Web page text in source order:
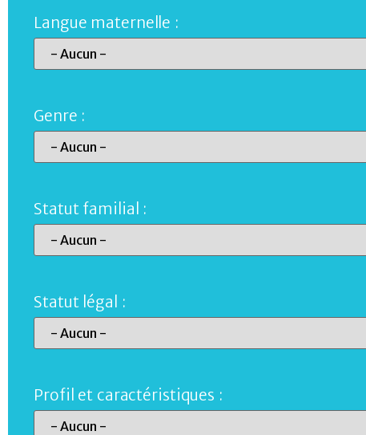
Langue maternelle :
Genre :
Statut familial :
Statut légal :
Profil et caractéristiques :